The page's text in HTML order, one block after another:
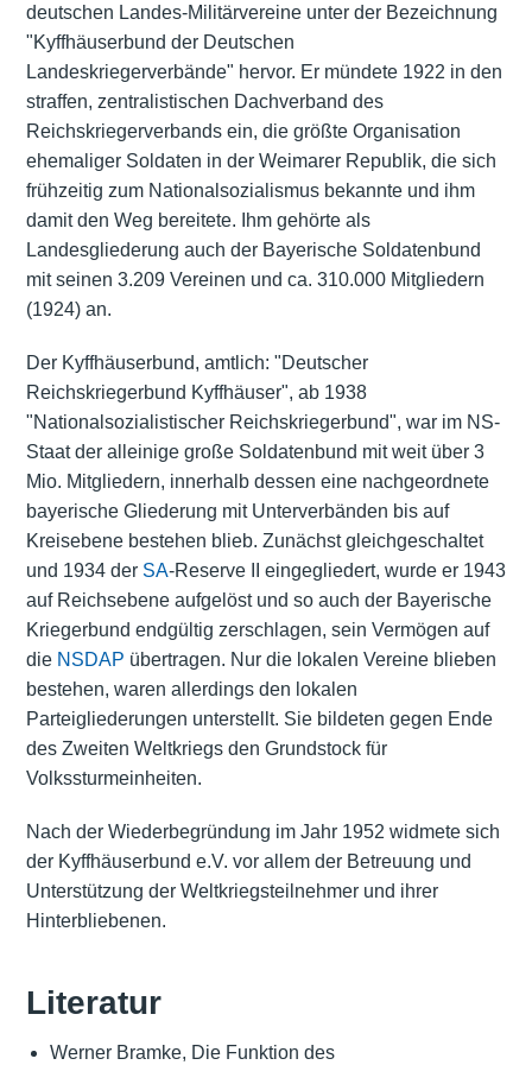
deutschen Landes-Militärvereine unter der Bezeichnung
"Kyffhäuserbund der Deutschen
Landeskriegerverbände" hervor. Er mündete 1922 in den
straffen, zentralistischen Dachverband des
Reichskriegerverbands ein, die größte Organisation
ehemaliger Soldaten in der Weimarer Republik, die sich
frühzeitig zum Nationalsozialismus bekannte und ihm
damit den Weg bereitete. Ihm gehörte als
Landesgliederung auch der Bayerische Soldatenbund
mit seinen 3.209 Vereinen und ca. 310.000 Mitgliedern
(1924) an.
Der Kyffhäuserbund, amtlich: "Deutscher
Reichskriegerbund Kyffhäuser", ab 1938
"Nationalsozialistischer Reichskriegerbund", war im NS-
Staat der alleinige große Soldatenbund mit weit über 3
Mio. Mitgliedern, innerhalb dessen eine nachgeordnete
bayerische Gliederung mit Unterverbänden bis auf
Kreisebene bestehen blieb. Zunächst gleichgeschaltet
und 1934 der SA-Reserve II eingegliedert, wurde er 1943
auf Reichsebene aufgelöst und so auch der Bayerische
Kriegerbund endgültig zerschlagen, sein Vermögen auf
die NSDAP übertragen. Nur die lokalen Vereine blieben
bestehen, waren allerdings den lokalen
Parteigliederungen unterstellt. Sie bildeten gegen Ende
des Zweiten Weltkriegs den Grundstock für
Volkssturmeinheiten.
Nach der Wiederbegründung im Jahr 1952 widmete sich
der Kyffhäuserbund e.V. vor allem der Betreuung und
Unterstützung der Weltkriegsteilnehmer und ihrer
Hinterbliebenen.
Literatur
Werner Bramke, Die Funktion des